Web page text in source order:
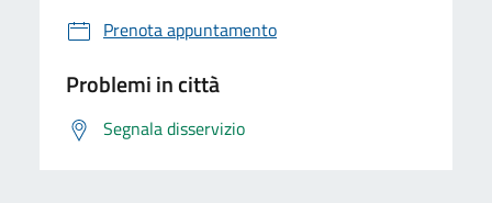
Prenota appuntamento
Problemi in città
Segnala disservizio